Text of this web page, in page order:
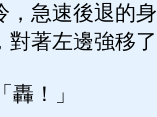
，急速後退的
對著左邊強移
！」